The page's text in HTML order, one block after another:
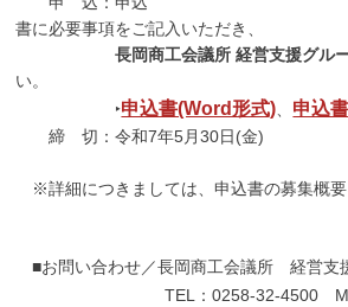
書に必要事項をご記入いただき、
長岡商工会議所 経営支援グル
い。
‣申込書(Word形式) 申込
締 切：令和7年5月30日(金)
※詳細につきましては、申込書の募集概要
■お問い合わせ／長岡商工会議所 経営支
TEL：0258-32-4500